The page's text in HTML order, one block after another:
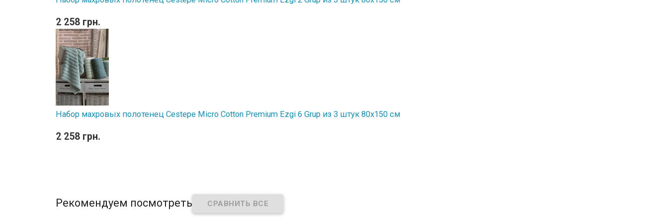
2 258 грн.
Набор махровых полотенец Cestepe Micro Cotton Premium Ezgi 6 Grup из 3 штук 80х150 см
2 258 грн.
Рекомендуем посмотреть